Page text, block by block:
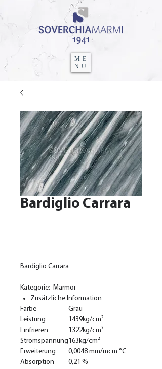
ME
NU
Bardiglio Carrara
Bardiglio Carrara
Kategorie: Marmor
Zusätzliche Information
Farbe
Grau
Leistung
1439kg/cm²
Einfrieren
1322kg/cm²
Stromspannung 163kg/cm²
Erweiterung
0,0048 mm/mcm °C
Absorption
0,21 %